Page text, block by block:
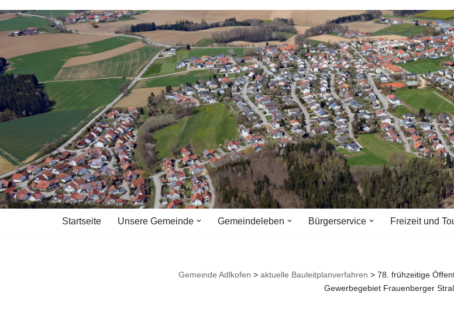
Zum
springen
Startseite Unsere Gemeinde Gemeindeleben Bürgerservice Freizeit und
Gemeinde Adlkofen > aktuelle Bauleitplanverfahren > 78. frühzeitige
Gewerbegebiet Frauenberger